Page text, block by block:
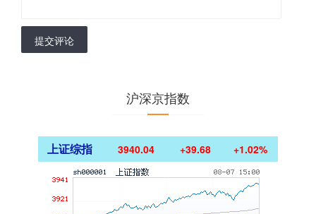
提交评论
沪深京指数
上证综指 3940.04 +39.68 +1.02%